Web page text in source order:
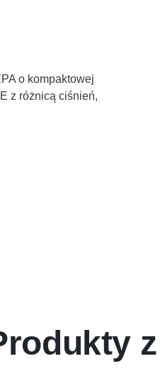
o kompaktowej
z różnicą ciśnień,